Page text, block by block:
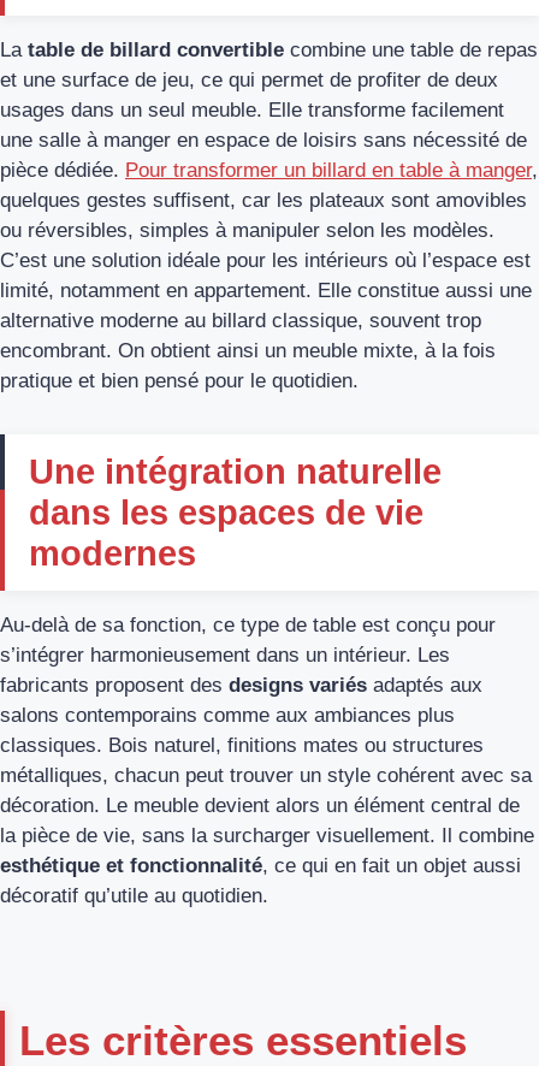
La table de billard convertible combine une table de repas
et une surface de jeu, ce qui permet de profiter de deux
usages dans un seul meuble. Elle transforme facilement
une salle à manger en espace de loisirs sans nécessité de
pièce dédiée. Pour transformer un billard en table à manger,
quelques gestes suffisent, car les plateaux sont amovibles
ou réversibles, simples à manipuler selon les modèles.
C’est une solution idéale pour les intérieurs où l’espace est
limité, notamment en appartement. Elle constitue aussi une
alternative moderne au billard classique, souvent trop
encombrant. On obtient ainsi un meuble mixte, à la fois
pratique et bien pensé pour le quotidien.
Une intégration naturelle
dans les espaces de vie
modernes
Au-delà de sa fonction, ce type de table est conçu pour
s’intégrer harmonieusement dans un intérieur. Les
fabricants proposent des designs variés adaptés aux
salons contemporains comme aux ambiances plus
classiques. Bois naturel, finitions mates ou structures
métalliques, chacun peut trouver un style cohérent avec sa
décoration. Le meuble devient alors un élément central de
la pièce de vie, sans la surcharger visuellement. Il combine
esthétique et fonctionnalité, ce qui en fait un objet aussi
décoratif qu’utile au quotidien.
Les critères essentiels